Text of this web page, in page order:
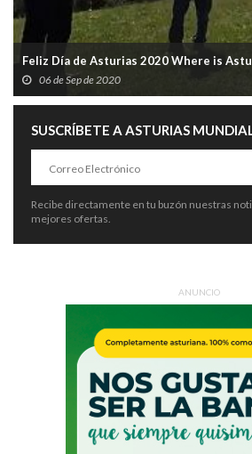
Feliz Día de Asturias 2020 Where is
06 de Sep de 2020
SUSCRÍBETE A ASTURIAS
Recibe directamente en tu buzón nuestras
mejores ofertas.
ANUNCIO